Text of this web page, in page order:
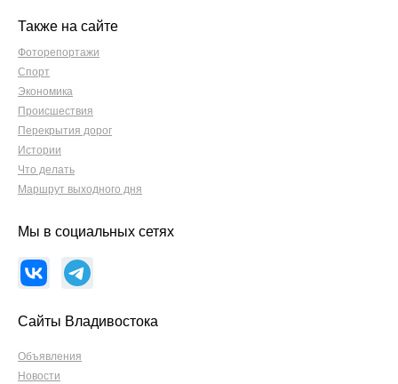
Также на сайте
Фоторепортажи
Спорт
Экономика
Происшествия
Перекрытия дорог
Истории
Что делать
Маршрут выходного дня
Мы в социальных сетях
Сайты Владивостока
Объявления
Новости